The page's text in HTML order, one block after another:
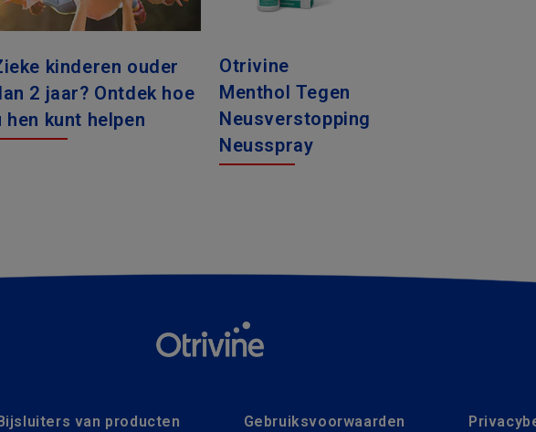
kinderen ouder
2 jaar? Ontdek hoe
hen kunt helpen
Otrivine
Menthol Tegen
Neusverstopping
Neusspray
Bijsluiters van producten Gebruiksvoorwaarden